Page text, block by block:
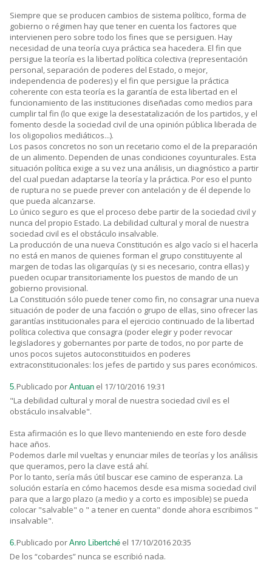
Siempre que se producen cambios de sistema político, forma de
gobierno o régimen hay que tener en cuenta los factores que
intervienen pero sobre todo los fines que se persiguen. Hay
necesidad de una teoría cuya práctica sea hacedera. El fin que
persigue la teoría es la libertad política colectiva (representación
personal, separación de poderes del Estado, o mejor,
independencia de poderes) y el fin que persigue la práctica
coherente con esta teoría es la garantía de esta libertad en el
funcionamiento de las instituciones diseñadas como medios para
cumplir tal fin (lo que exige la desestatalización de los partidos, y el
fomento desde la sociedad civil de una opinión pública liberada de
los oligopolios mediáticos...).
Los pasos concretos no son un recetario como el de la preparación
de un alimento. Dependen de unas condiciones coyunturales. Esta
situación política exige a su vez una análisis, un diagnóstico a partir
del cual puedan adaptarse la teoría y la práctica. Por eso el punto
de ruptura no se puede prever con antelación y de él depende lo
que pueda alcanzarse.
Lo único seguro es que el proceso debe partir de la sociedad civil y
nunca del propio Estado. La debilidad cultural y moral de nuestra
sociedad civil es el obstáculo insalvable.
La producción de una nueva Constitución es algo vacío si el hacerla
no está en manos de quienes forman el grupo constituyente al
margen de todas las oligarquías (y si es necesario, contra ellas) y
pueden ocupar transitoriamente los puestos de mando de un
gobierno provisional.
La Constitución sólo puede tener como fin, no consagrar una nueva
situación de poder de una facción o grupo de ellas, sino ofrecer las
garantías institucionales para el ejercicio continuado de la libertad
política colectiva que consagra (poder elegir y poder revocar
legisladores y gobernantes por parte de todos, no por parte de
unos pocos sujetos autoconstituidos en poderes
extraconstitucionales: los jefes de partido y sus pares económicos.
5.Publicado por Antuan el 17/10/2016 19:31
"La debilidad cultural y moral de nuestra sociedad civil es el
obstáculo insalvable".
Esta afirmación es lo que llevo manteniendo en este foro desde
hace años.
Podemos darle mil vueltas y enunciar miles de teorías y los análisis
que queramos, pero la clave está ahí.
Por lo tanto, sería más útil buscar ese camino de esperanza. La
solución estaría en cómo hacemos desde esa misma sociedad civil
para que a largo plazo (a medio y a corto es imposible) se pueda
colocar "salvable" o " a tener en cuenta" donde ahora escribimos "
insalvable".
6.Publicado por Anro Libertché el 17/10/2016 20:35
De los “cobardes” nunca se escribió nada.